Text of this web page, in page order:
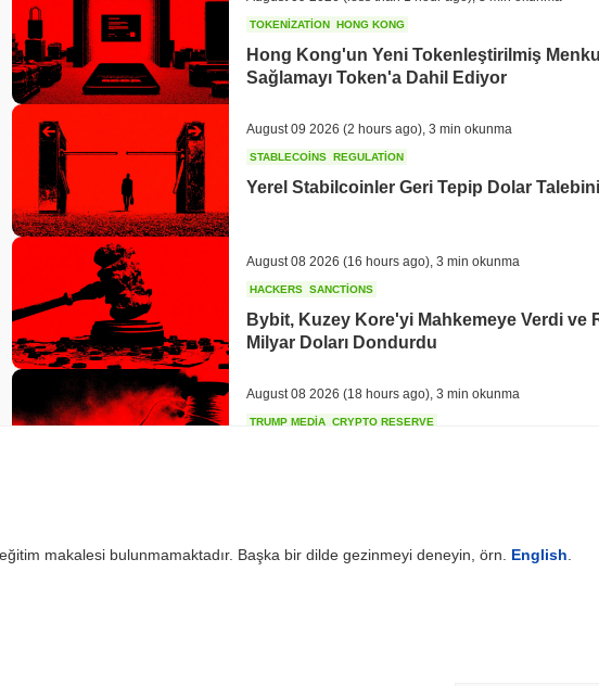
TOKENIZATION HONG KONG
Hong Kong'un Yeni Tokenleştirilmiş
Sağlamayı Token'a Dahil Ediyor
August 09 2026 (2 hours ago) 3 min okunma
STABLECOINS REGULATION
Yerel Stabilcoinler Geri Tepip Dolar
August 08 2026 (16 hours ago) 3 min okunma
HACKERS SANCTIONS
Bybit, Kuzey Kore'yi Mahkemeye Verdi ve
Milyar Doları Dondurdu
August 08 2026 (18 hours ago) 3 min okunma
TRUMP MEDIA CRYPTO RESERVE
STABLECOINS REGULATION
makalesi bulunmamaktadır. Başka bir dilde gezinmeyi deneyin, örn. English